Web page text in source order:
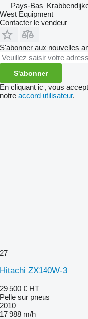
Pays-Bas,
West Equipment
Contacter le vendeur
S'abonner aux nouvelles
S'abonner
En cliquant ici, vous
notre accord utilisateur.
27
Hitachi ZX140W-3
29 500 € HT
Pelle sur pneus
2010
17 988 m/h